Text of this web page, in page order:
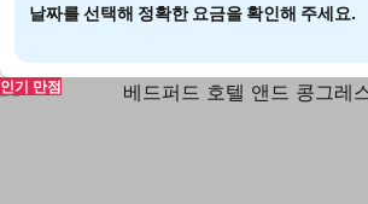
날짜를 선택해 정확한 요금을 확인해 주세요.
인기 만점